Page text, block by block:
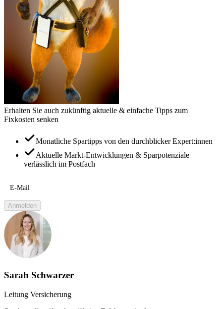
Erhalten Sie auch zukünftig aktuelle & einfache Tipps zum
Fixkosten senken
Monatliche Spartipps von den durchblicker Expert:innen
Aktuelle Markt-Entwicklungen & Sparpotenziale
verlässlich im Postfach
E-Mail
Anmelden
Sarah Schwarzer
Leitung Versicherung